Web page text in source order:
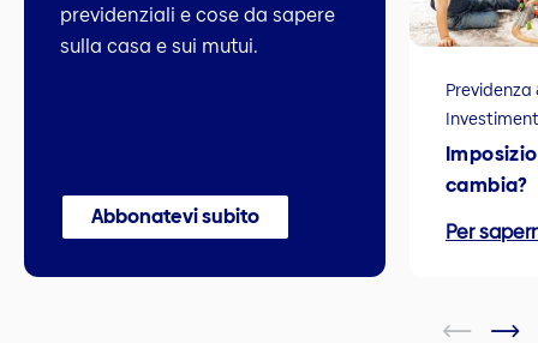
previdenziali e cose da sapere
sulla casa e sui mutui.
Abbonatevi subito
Previdenza
cambia?
Per